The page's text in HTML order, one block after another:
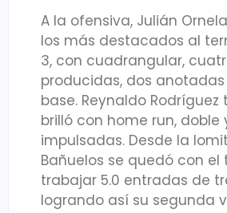
A la ofensiva, Julián
los más destacados al
3, con cuadrangular,
producidas, dos
base. Reynaldo Rodríguez
brilló con home run, doble
impulsadas. Desde la
Bañuelos se quedó con el
trabajar 5.0 entradas de
logrando así su segunda